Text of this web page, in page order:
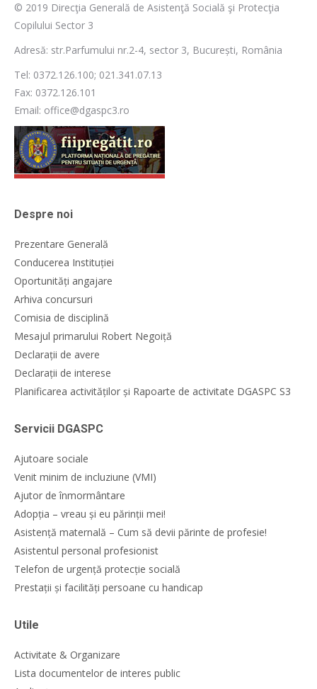
© 2019 Direcţia Generală de Asistenţă Socială şi Protecţia
Copilului Sector 3
Adresă: str.Parfumului nr.2-4, sector 3, București, România
Tel: 0372.126.100; 021.341.07.13
Fax: 0372.126.101
Email: office@dgaspc3.ro
Despre noi
Prezentare Generală
Conducerea Instituției
Oportunități angajare
Arhiva concursuri
Comisia de disciplină
Mesajul primarului Robert Negoiță
Declarații de avere
Declarații de interese
Planificarea activităților și Rapoarte de activitate DGASPC S3
Servicii DGASPC
Ajutoare sociale
Venit minim de incluziune (VMI)
Ajutor de înmormântare
Adopția – vreau și eu părinții mei!
Asistență maternală – Cum să devii părinte de profesie!
Asistentul personal profesionist
Telefon de urgență protecție socială
Prestații și facilități persoane cu handicap
Utile
Activitate & Organizare
Lista documentelor de interes public